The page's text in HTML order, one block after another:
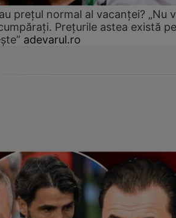
prețul normal al vacanței? „Nu
Prețurile astea există
adevarul.ro